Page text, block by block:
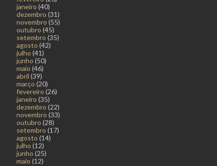
janeiro (40)
dezembro (31)
novembro (55)
outubro (45)
setembro (35)
agosto (42)
julho (41)
junho (50)
maio (46)
abril (39)
março (20)
fevereiro (26)
janeiro (35)
dezembro (22)
novembro (33)
outubro (28)
setembro (17)
agosto (14)
julho (12)
junho (25)
maio (12)